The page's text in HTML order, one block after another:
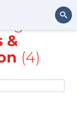
GPS
&
(4)